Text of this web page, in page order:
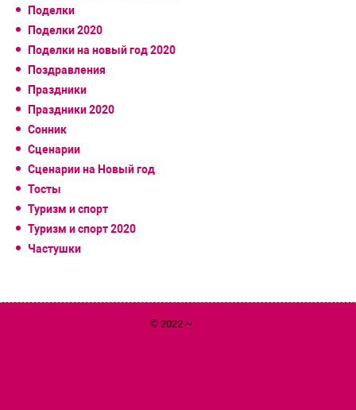
Поделки
Поделки 2020
Поделки на новый год 2020
Поздравления
Праздники
Праздники 2020
Сонник
Сценарии
Сценарии на Новый год
Тосты
Туризм и спорт
Туризм и спорт 2020
Частушки
© 2022 ~